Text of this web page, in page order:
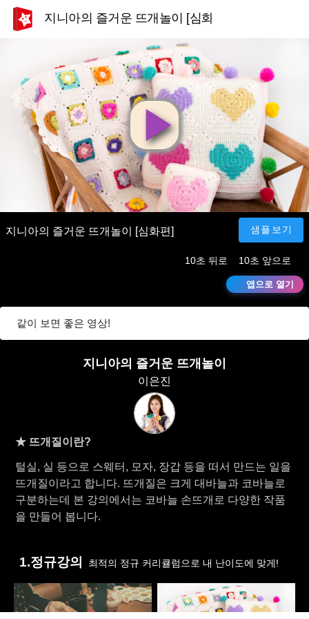
지니아의 즐거운 뜨개놀이 [심화편]
영
상
재
생
지니아의 즐거운 뜨개놀이 [심화편] 샘플보기
10초 뒤로 10초 앞으로
앱으로 열기
같이 보면 좋은 영상!
지니아의 즐거운 뜨개놀이
이은진
★ 뜨개질이란?
털실, 실 등으로 스웨터, 모자, 장갑 등을 떠서 만드는 일을
뜨개질이라고 합니다. 뜨개질은 크게 대바늘과 코바늘로
구분하는데 본 강의에서는 코바늘 손뜨개로 다양한 작품
을 만들어 봅니다.
1.정규강의 최적의 정규 커리큘럼으로 내 난이도에 맞게!